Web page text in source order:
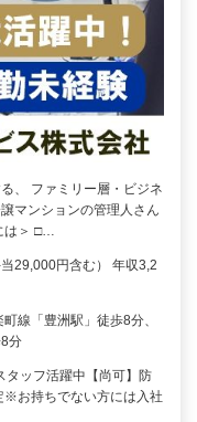
、 ファミリー層・ビジネ
マンションの管理人さん
は＞ □…
29,000円含む） 年収3,2
線「豊洲駅」徒歩8分、
分
タッフ活躍中【尚可】防
※お持ちでない方には入社